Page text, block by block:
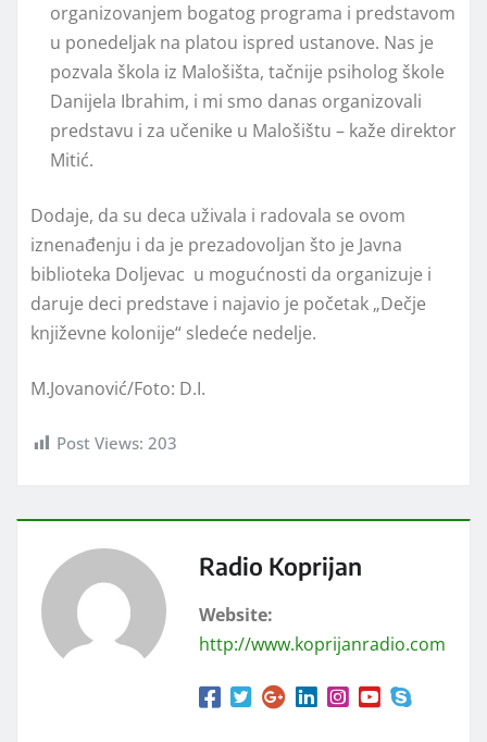
organizovanjem bogatog programa i predstavom
u ponedeljak na platou ispred ustanove. Nas je
pozvala škola iz Malošišta, tačnije psiholog škole
Danijela Ibrahim, i mi smo danas organizovali
predstavu i za učenike u Malošištu – kaže direktor
Mitić.
Dodaje, da su deca uživala i radovala se ovom
iznenađenju i da je prezadovoljan što je Javna
biblioteka Doljevac u mogućnosti da organizuje i
daruje deci predstave i najavio je početak „Dečje
književne kolonije“ sledeće nedelje.
M.Jovanović/Foto: D.I.
Post Views: 203
Radio Koprijan
Website:
http://www.koprijanradio.com